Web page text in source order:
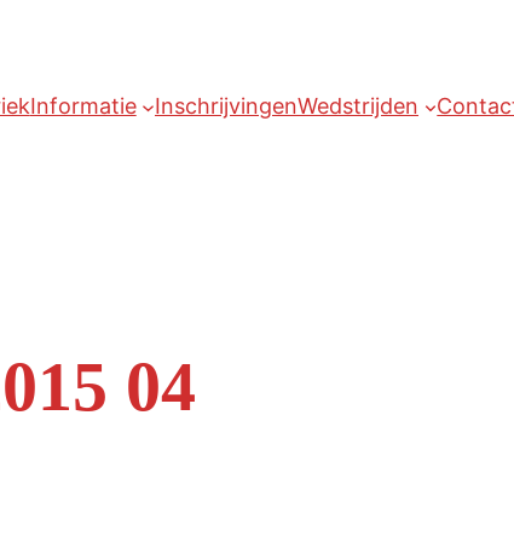
Informatie InschrijvingenWedstrijden
04